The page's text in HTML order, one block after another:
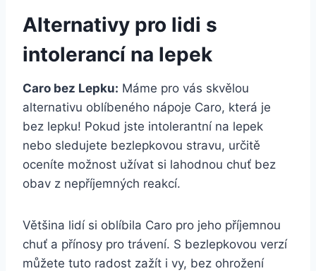
Alternativy pro lidi s
intolerancí na lepek
Caro bez Lepku: Máme pro vás skvělou
alternativu oblíbeného nápoje Caro, která je
bez lepku! Pokud jste intolerantní na lepek
nebo sledujete bezlepkovou stravu, určitě
oceníte možnost užívat si lahodnou chuť bez
obav z nepříjemných reakcí.
Většina lidí si oblíbila Caro pro jeho příjemnou
chuť a přínosy pro trávení. S bezlepkovou verzí
můžete tuto radost zažít i vy, bez ohrožení